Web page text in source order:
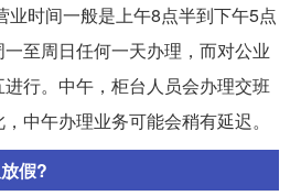
业时间一般是上午8点半到下午5点
至周日任何一天办理，而对公业
行。中午，柜台人员会办理交班
中午办理业务可能会稍有延迟。
假?